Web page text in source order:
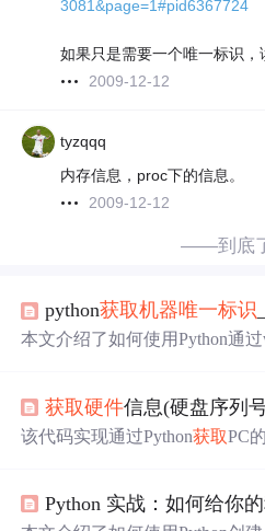
3081&page=1#pid6367724
如果只是需要一个唯一标识，
2009-12-12
tyzqqq
内存信息，proc下的信息。
2009-12-12
——到底
python获取机器唯一标识
本文介绍了如何使用Python通
获取硬件信息(硬盘序列号【多个】，
该代码实现通过Python获取PC
地 机器的详细硬件 指纹，并提
Python 实战：如何给你